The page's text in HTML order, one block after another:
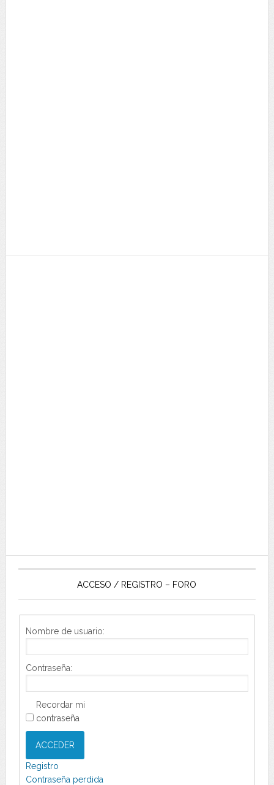
ACCESO / REGISTRO – FORO
Nombre de usuario:
Contraseña:
Recordar mi
contraseña
ACCEDER
Registro
Contraseña perdida